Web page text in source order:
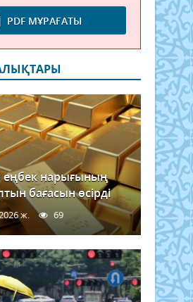
PDF МҰРАҒАТЫ
нарығының
бағасын өсірді
ж. 69